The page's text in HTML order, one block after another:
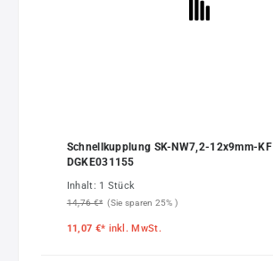
Schnellkupplung SK-NW7,2-12x9mm-KF
DGKE031155
Inhalt: 1 Stück
14,76 €* (Sie sparen 25% )
11,07 €* inkl. MwSt.